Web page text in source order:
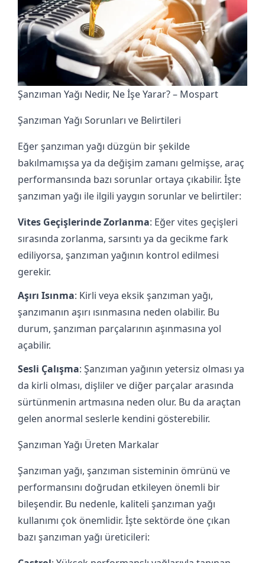
Şanzıman Yağı Nedir, Ne İşe Yarar? – Mospart
Şanzıman Yağı Sorunları ve Belirtileri
Eğer şanzıman yağı düzgün bir şekilde
bakılmamışsa ya da değişim zamanı gelmişse, araç
performansında bazı sorunlar ortaya çıkabilir. İşte
şanzıman yağı ile ilgili yaygın sorunlar ve belirtiler:
Vites Geçişlerinde Zorlanma: Eğer vites geçişleri
sırasında zorlanma, sarsıntı ya da gecikme fark
ediliyorsa, şanzıman yağının kontrol edilmesi
gerekir.
Aşırı Isınma: Kirli veya eksik şanzıman yağı,
şanzımanın aşırı ısınmasına neden olabilir. Bu
durum, şanzıman parçalarının aşınmasına yol
açabilir.
Sesli Çalışma: Şanzıman yağının yetersiz olması ya
da kirli olması, dişliler ve diğer parçalar arasında
sürtünmenin artmasına neden olur. Bu da araçtan
gelen anormal seslerle kendini gösterebilir.
Şanzıman Yağı Üreten Markalar
Şanzıman yağı, şanzıman sisteminin ömrünü ve
performansını doğrudan etkileyen önemli bir
bileşendir. Bu nedenle, kaliteli şanzıman yağı
kullanımı çok önemlidir. İşte sektörde öne çıkan
bazı şanzıman yağı üreticileri: